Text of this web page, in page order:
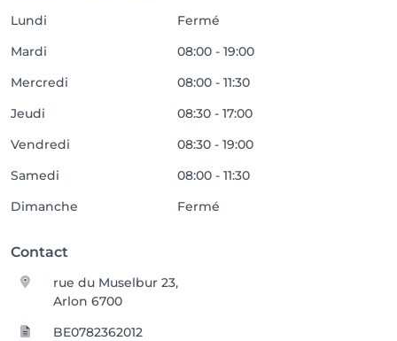
Lundi
Fermé
Mardi
08:00 - 19:00
Mercredi
08:00 - 11:30
Jeudi
08:30 - 17:00
Vendredi
08:30 - 19:00
Samedi
08:00 - 11:30
Dimanche
Fermé
Contact
rue du Muselbur 23,
Arlon 6700
BE0782362012